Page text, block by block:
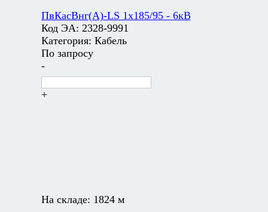
ПвКасВнг(А)-LS 1х185/95 - 6кВ
Код ЭА: 2328-9991
Категория: Кабель
По запросу
-
+
На складе: 1824 м